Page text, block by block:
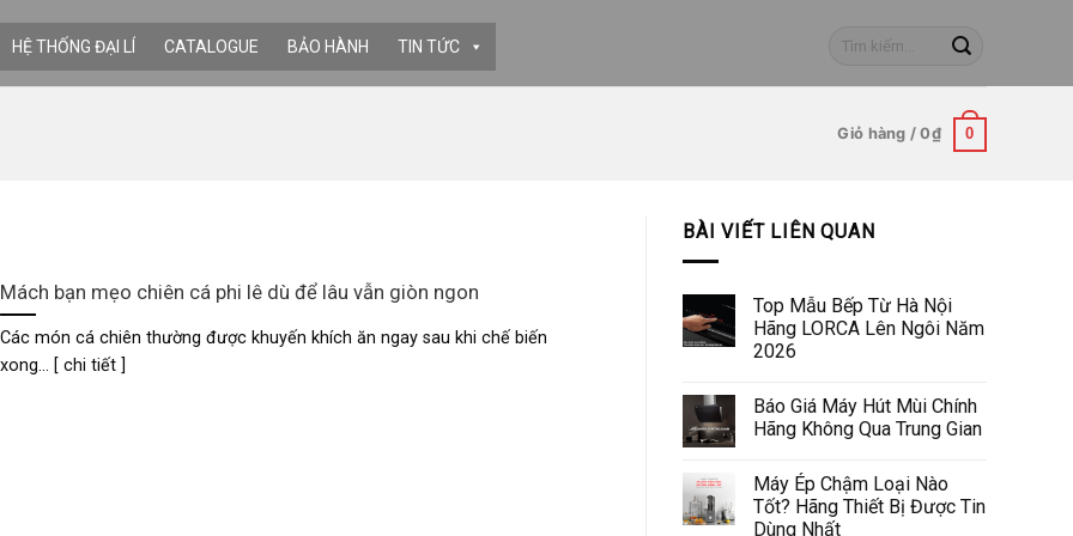
HỆ THỐNG ĐẠI LÍ CATALOGUE BẢO HÀNH TIN TỨC
Tìm
Giỏ hàng /0₫ 0
Mách bạn mẹo chiên cá phi lê dù để lâu vẫn giòn ngon
Các món cá chiên thường được khuyến khích ăn ngay sau khi chế biến
xong... [ chi tiết ]
BÀI VIẾT LIÊN QUAN
Top Mẫu Bếp Từ Hà Nội
Hãng LORCA Lên Ngôi Năm
2026
Báo Giá Máy Hút Mùi Chính
Hãng Không Qua Trung Gian
Máy Ép Chậm Loại Nào
Tốt? Hãng Thiết Bị Được Tin
Dùng Nhất